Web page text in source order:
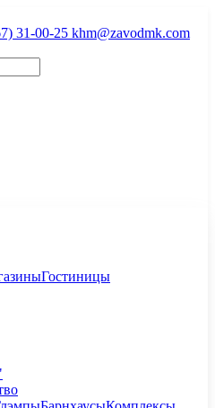
31-00-25 khm@zavodmk.com
Гостиницы